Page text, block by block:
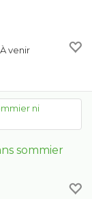
venir
sommier